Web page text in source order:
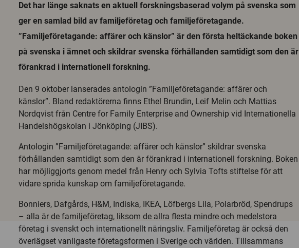
Det har länge saknats en aktuell forskningsbaserad volym på svenska som
ger en samlad bild av familjeföretag och familjeföretagande.
”Familjeföretagande: affärer och känslor” är den första heltäckande boken
på svenska i ämnet och skildrar svenska förhållanden samtidigt som den är
förankrad i internationell forskning.
Den 9 oktober lanserades antologin ”Familjeföretagande: affärer och
känslor”. Bland redaktörerna finns Ethel Brundin, Leif Melin och Mattias
Nordqvist från Centre for Family Enterprise and Ownership vid Internationella
Handelshögskolan i Jönköping (JIBS).
Antologin ”Familjeföretagande: affärer och känslor” skildrar svenska
förhållanden samtidigt som den är förankrad i internationell forskning. Boken
har möjliggjorts genom medel från Henry och Sylvia Tofts stiftelse för att
vidare sprida kunskap om familjeföretagande.
Bonniers, Dafgårds, H&M, Indiska, IKEA, Löfbergs Lila, Polarbröd, Spendrups
– alla är de familjeföretag, liksom de allra flesta mindre och medelstora
företag i svenskt och internationellt näringsliv. Familjeföretag är också den
överlägset vanligaste företagsformen i Sverige och världen. Tillsammans